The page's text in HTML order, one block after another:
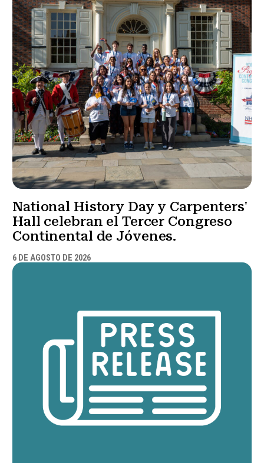
National History Day y Carpenters'
Hall celebran el Tercer Congreso
Continental de Jóvenes.
6 DE AGOSTO DE 2026